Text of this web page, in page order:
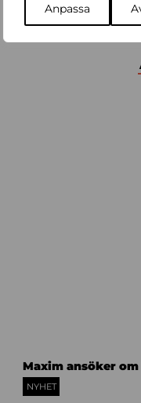
Anpassa
U
9
Maxim ansöker
NYHET